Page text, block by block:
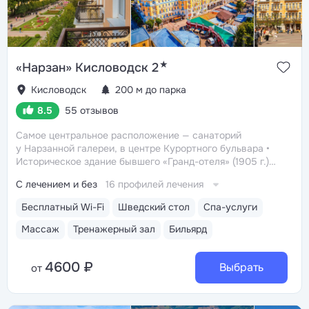
«Нарзан» Кисловодск 2★
Кисловодск
200 м до парка
8.5
55 отзывов
Самое центральное расположение — санаторий
у Нарзанной галереи, в центре Курортного бульвара
Историческое здание бывшего «Гранд-отеля» (1905 г.),
Можно выбрать номер «Люкс», где жил
В. В. Маяковский
Номера с балконами с видом
на Курортный бульвар, Нарзанную галерею и старый
Кисловодск
Одна из старейших здравниц
году в здравнице находился физиотерапевтический
институт «Азау»
Бесплатный Wi-Fi Шведский стол
Спа-услуги
Массаж
Тренажерный зал Бильярд
С лечением и без 16 профилей лечения
от 4600 ₽ Выбрать